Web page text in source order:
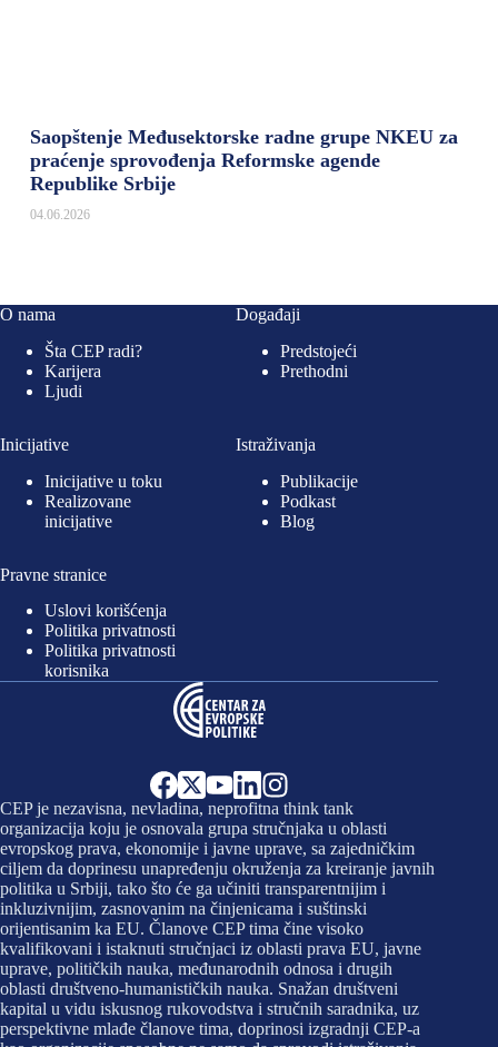
Saopštenje Međusektorske radne grupe NKEU za
praćenje sprovođenja Reformske agende
Republike Srbije
04.06.2026
O nama
Šta CEP radi?
Karijera
Ljudi
Događaji
Predstojeći
Prethodni
Inicijative
Inicijative u toku
Realizovane
inicijative
Istraživanja
Publikacije
Podkast
Blog
Pravne stranice
Uslovi korišćenja
Politika privatnosti
Politika privatnosti
korisnika
CEP je nezavisna, nevladina, neprofitna think tank
organizacija koju je osnovala grupa stručnjaka u oblasti
evropskog prava, ekonomije i javne uprave, sa zajedničkim
ciljem da doprinesu unapređenju okruženja za kreiranje javnih
politika u Srbiji, tako što će ga učiniti transparentnijim i
inkluzivnijim, zasnovanim na činjenicama i suštinski
orijentisanim ka EU. Članove CEP tima čine visoko
kvalifikovani i istaknuti stručnjaci iz oblasti prava EU, javne
uprave, političkih nauka, međunarodnih odnosa i drugih
oblasti društveno-humanističkih nauka. Snažan društveni
kapital u vidu iskusnog rukovodstva i stručnih saradnika, uz
perspektivne mlađe članove tima, doprinosi izgradnji CEP-a